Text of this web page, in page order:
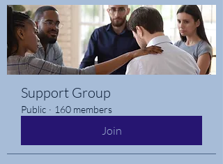
Support Group
Public · 160 members
Join